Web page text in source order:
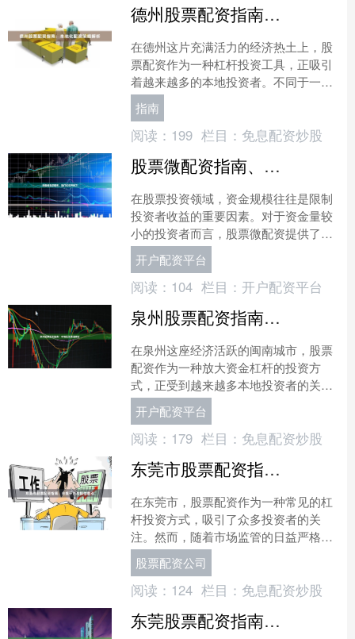
德州股票配资指南：本地化配资策略解析
在德州这片充满活力的经济热土上，股
票配资作为一种杠杆投资工具，正吸引
着越来越多的本地投资者。不同于一线
城市的金融生态，德州投资者在配资策
略上有着独特的地域特征。....
指南
阅读： 199 栏目： 免息配资炒股
股票微配资指南、低门槛杠杆技巧
在股票投资领域，资金规模往往是限制
投资者收益的重要因素。对于资金量较
小的投资者而言，股票微配资提供了一
种低门槛的杠杆工具，帮助他们在控制
风险的前提下放大收益。本....
开户配资平台
阅读： 104 栏目： 开户配资平台
泉州股票配资指南：本地配资渠道解析
在泉州这座经济活跃的闽南城市，股票
配资作为一种放大资金杠杆的投资方
式，正受到越来越多本地投资者的关
注。无论是从事传统商贸的老板，还是
寻求资产增值的上班族，都可能....
开户配资平台
阅读： 179 栏目： 免息配资炒股
东莞市股票配资指南：合规平台与操作要点
在东莞市，股票配资作为一种常见的杠
杆投资方式，吸引了众多投资者的关
注。然而，随着市场监管的日益严格，
选择合规平台并掌握操作要点显得尤为
重要。本文将为您提供一份实....
股票配资公司
阅读： 124 栏目： 免息配资炒股
东莞股票配资指南：正规平台与风控要点